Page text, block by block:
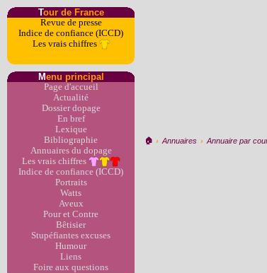
Tour de France
Revue de presse
Indice de confiance (ICCD)
Les vrais chiffres
Menu principal
Page d'accueil
Actualité
Dossier dopage
En bref
Lexique
Bibliographie
Annuaires du dopage
Les vrais chiffres
Indice de confiance (ICCD)
Portraits
Watts
Aveux
Pour et Contre
Bêtisier
Stupéfiantes excuses
Humour
Liens
Foire aux questions
🏠︎ › Annuaires › Annuaire par